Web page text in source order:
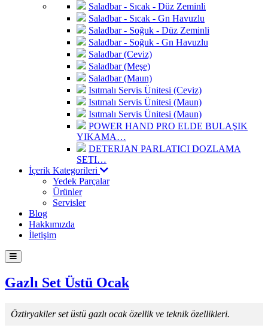
Saladbar - Sıcak - Düz Zeminli
Saladbar - Sıcak - Gn Havuzlu
Saladbar - Soğuk - Düz Zeminli
Saladbar - Soğuk - Gn Havuzlu
Saladbar (Ceviz)
Saladbar (Meşe)
Saladbar (Maun)
Isıtmalı Servis Ünitesi (Ceviz)
Isıtmalı Servis Ünitesi (Maun)
Isıtmalı Servis Ünitesi (Maun)
POWER HAND PRO ELDE BULAŞIK
YIKAMA…
DETERJAN PARLATICI DOZLAMA
SETI…
İçerik Kategorileri
Yedek Parçalar
Ürünler
Servisler
Blog
Hakkımızda
İletişim
Gazlı Set Üstü Ocak
Öztiryakiler set üstü gazlı ocak özellik ve teknik özellikleri.